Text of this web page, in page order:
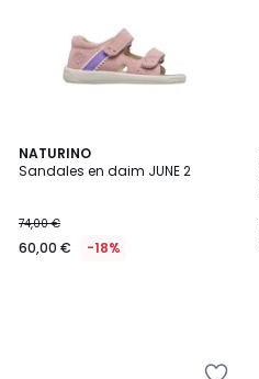
NATURINO
Sandales en daim JUNE 2
74,00 €
60,00 € -18%